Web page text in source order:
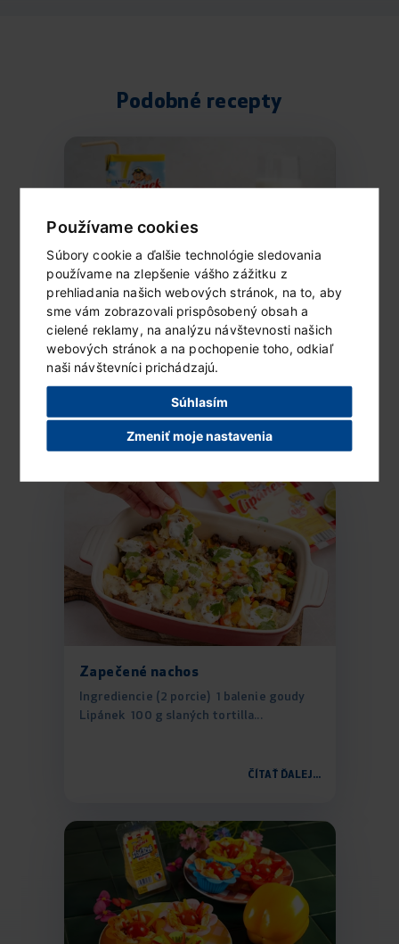
Používame cookies
Súbory cookie a ďalšie technológie sledovania
používame na zlepšenie vášho zážitku z
prehliadania našich webových stránok, na to, aby
sme vám zobrazovali prispôsobený obsah a
cielené reklamy, na analýzu návštevnosti našich
webových stránok a na pochopenie toho, odkiaľ
naši návštevníci prichádzajú.
Súhlasím
Zmeniť moje nastavenia
Podobné recepty
Mrazený Lipánek s ovocím
a čokoládou
Ingrediencie (6 porcií) 1 vanilkové...
ČÍTAŤ ĎALEJ...
Zapečené nachos
Ingrediencie (2 porcie) 1 balenie goudy
Lipánek 100 g slaných tortilla...
ČÍTAŤ ĎALEJ...